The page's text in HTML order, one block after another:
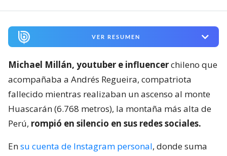
VER RESUMEN
Michael Millán, youtuber e influencerchileno que
acompañaba a Andrés Regueira, compatriota
fallecido mientras realizaban un ascenso al monte
Huascarán (6.768 metros), la montaña más alta de
Perú, rompió en silencio en sus redes sociales.
Ensu cuenta de Instagram personal, donde suma